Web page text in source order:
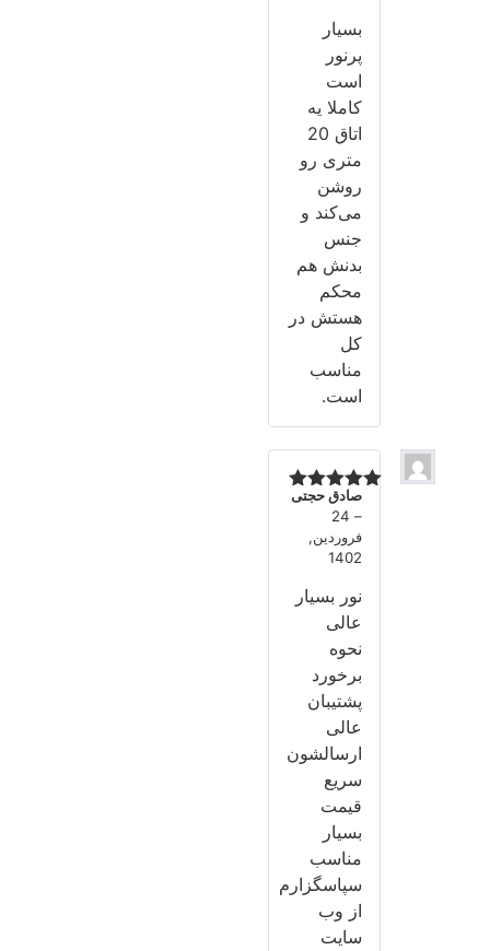
بسیار
پرنور
است
کاملا یه
اتاق 20
متری رو
روشن
می‌کند و
جنس
بدنش هم
محکم
هستش در
کل
مناسب
است.
نمره5از 5
صادق حجتی
–
24
فروردین,
1402
نور بسیار
عالی
نحوه
برخورد
پشتیبان
عالی
ارسالشون
سریع
قیمت
بسیار
مناسب
سپاسگزارم
از وب
سایت